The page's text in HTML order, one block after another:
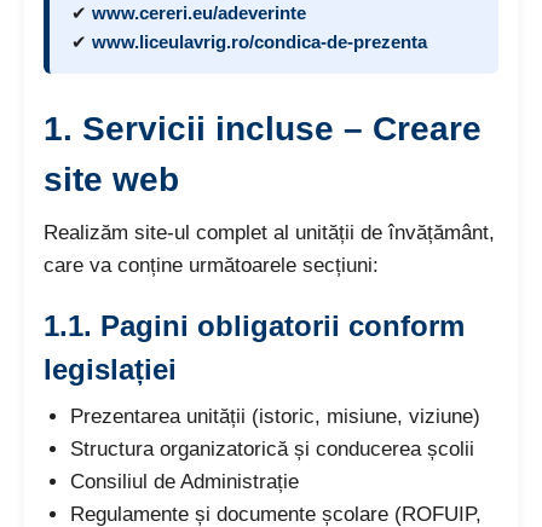
✔ www.cereri.eu/adeverinte
✔ www.liceulavrig.ro/condica-de-prezenta
1. Servicii incluse – Creare
site web
Realizăm site-ul complet al unității de învățământ,
care va conține următoarele secțiuni:
1.1. Pagini obligatorii conform
legislației
Prezentarea unității (istoric, misiune, viziune)
Structura organizatorică și conducerea școlii
Consiliul de Administrație
Regulamente și documente școlare (ROFUIP,